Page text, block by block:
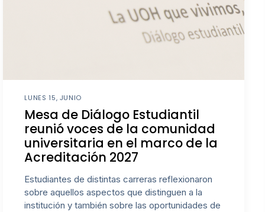
LUNES 15, JUNIO
Mesa de Diálogo Estudiantil
reunió voces de la comunidad
universitaria en el marco de la
Acreditación 2027
Estudiantes de distintas carreras reflexionaron
sobre aquellos aspectos que distinguen a la
institución y también sobre las oportunidades de